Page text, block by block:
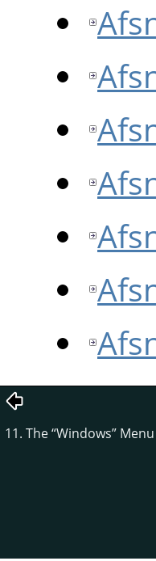
11. The“Windows” Menu